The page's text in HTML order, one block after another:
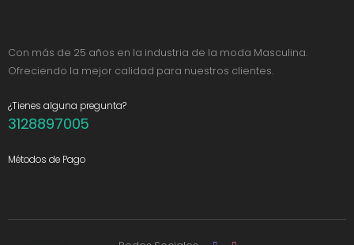
Con más de 25 años en la industria de la moda Masculina.
Ofreciendo la mejor calidad para nuestros clientes.
¿Tienes alguna pregunta?
3128897005
Métodos de Pago